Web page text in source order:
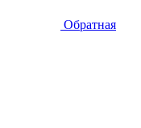
Обратная